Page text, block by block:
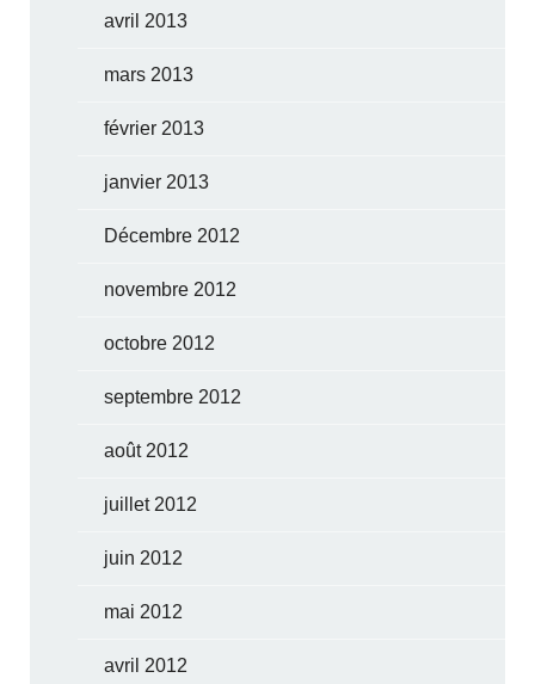
avril 2013
mars 2013
février 2013
janvier 2013
Décembre 2012
novembre 2012
octobre 2012
septembre 2012
août 2012
juillet 2012
juin 2012
mai 2012
avril 2012